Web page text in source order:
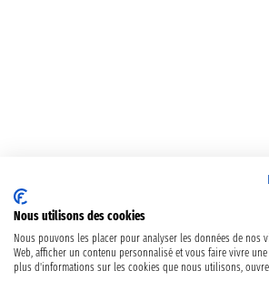
Nous utilisons des cookies
Nous pouvons les placer pour analyser les données de nos
Web, afficher un contenu personnalisé et vous faire vivre
plus d'informations sur les cookies que nous utilisons,